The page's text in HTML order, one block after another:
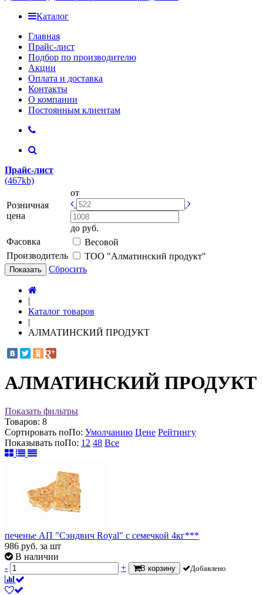
Каталог
Главная
Прайс-лист
Подбор по производителю
Акции
Оплата и доставка
Контакты
О компании
Постоянным клиентам
Прайс-лист
(467kb)
Розничная
цена
от
до руб.
Фасовка
Весовой
Производитель
ТОО "Алматинский продукт"
Показать Сбросить
|
Каталог товаров
|
АЛМАТИНСКИЙ ПРОДУКТ
АЛМАТИНСКИЙ ПРОДУКТ
Показать фильтры
Товаров: 8
Сортировать поПо: Умолчанию Цене Рейтингу
Показывать поПо: 12 48 Все
печенье АП "Сэндвич Royal" с семечкой 4кг***
986 руб. за шт
В наличии
-
+ В корзину Добавлено